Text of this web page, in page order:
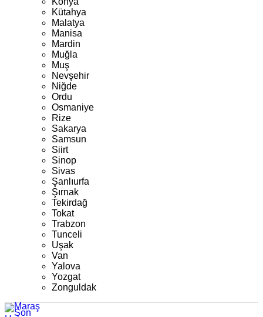
Kütahya
Malatya
Manisa
Mardin
Muğla
Muş
Nevşehir
Niğde
Ordu
Osmaniye
Rize
Sakarya
Samsun
Siirt
Sinop
Sivas
Şanlıurfa
Şırnak
Tekirdağ
Tokat
Trabzon
Tunceli
Uşak
Van
Yalova
Yozgat
Zonguldak